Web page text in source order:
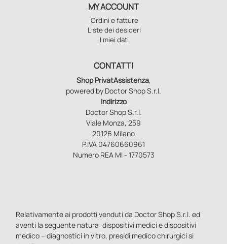
MY ACCOUNT
Ordini e fatture
Liste dei desideri
I miei dati
CONTATTI
Shop PrivatAssistenza,
powered by Doctor Shop S.r.l.
Indirizzo
Doctor Shop S.r.l.
Viale Monza, 259
20126 Milano
P.IVA 04760660961
Numero REA MI - 1770573
Relativamente ai prodotti venduti da Doctor Shop S.r.l. ed
aventi la seguente natura: dispositivi medici e dispositivi
medico – diagnostici in vitro, presidi medico chirurgici si